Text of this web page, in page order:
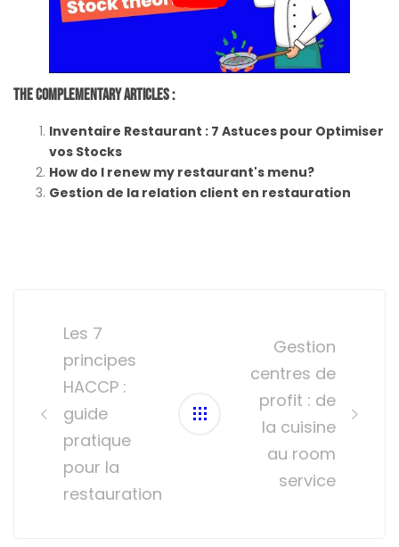
The Complementary Articles :
Inventaire Restaurant : 7 Astuces pour Optimiser
vos Stocks
How do I renew my restaurant's menu?
Gestion de la relation client en restauration
navigation
Les 7
principes
HACCP :
guide
pratique
pour la
restauration
Gestion
centres de
profit : de
la cuisine
au room
service